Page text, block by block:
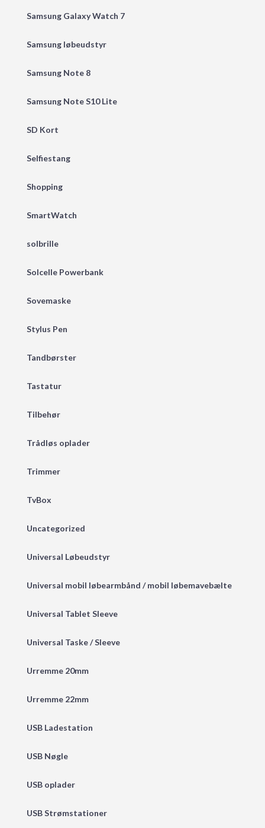
Samsung Galaxy Watch 7
Samsung løbeudstyr
Samsung Note 8
Samsung Note S10 Lite
SD Kort
Selfiestang
Shopping
SmartWatch
solbrille
Solcelle Powerbank
Sovemaske
Stylus Pen
Tandbørster
Tastatur
Tilbehør
Trådløs oplader
Trimmer
TvBox
Uncategorized
Universal Løbeudstyr
Universal mobil løbearmbånd / mobil løbemavebælte
Universal Tablet Sleeve
Universal Taske / Sleeve
Urremme 20mm
Urremme 22mm
USB Ladestation
USB Nøgle
USB oplader
USB Strømstationer